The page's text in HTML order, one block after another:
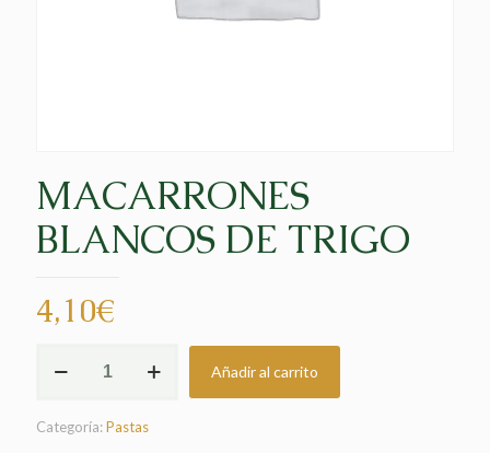
MACARRONES
BLANCOS DE TRIGO
4,10€
BLANCOS
cantidad
Añadir al carrito
Categoría:Pastas